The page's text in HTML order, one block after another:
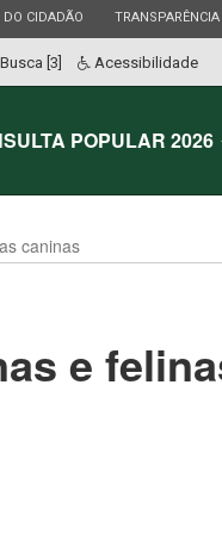
DO CIDADÃO ESTADO
TRANSPARÊNCIA
Busca [3] Acessibilidade
POPULAR 2026
caninas
e